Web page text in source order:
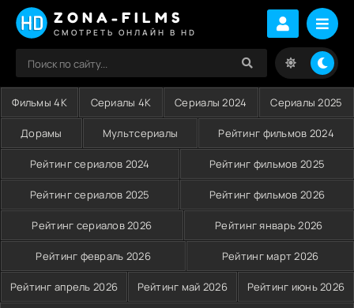
ZONA-FILMS
СМОТРЕТЬ ОНЛАЙН В HD
Фильмы 4K Сериалы 4K Сериалы 2024 Сериалы 2025
Дорамы Мультсериалы Рейтинг фильмов 2024
Рейтинг сериалов 2024 Рейтинг фильмов 2025
Рейтинг сериалов 2025 Рейтинг фильмов 2026
Рейтинг сериалов 2026 Рейтинг январь 2026
Рейтинг февраль 2026 Рейтинг март 2026
Рейтинг апрель 2026 Рейтинг май 2026 Рейтинг июнь 2026